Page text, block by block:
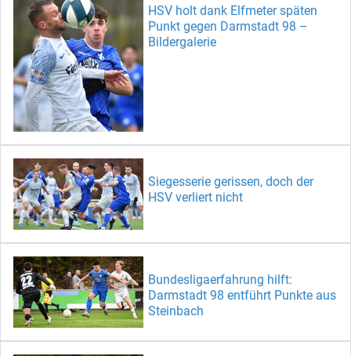
HSV holt dank Elfmeter späten
Punkt gegen Darmstadt 98 –
Bildergalerie
Siegesserie gerissen, doch der
HSV verliert nicht
Bundesligaerfahrung hilft:
Darmstadt 98 entführt Punkte aus
Steinbach